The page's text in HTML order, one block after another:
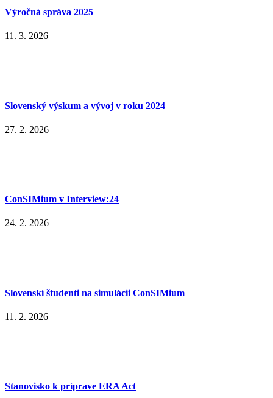
Výročná správa 2025
11. 3. 2026
Slovenský výskum a vývoj v roku 2024
27. 2. 2026
ConSIMium v Interview:24
24. 2. 2026
Slovenskí študenti na simulácii ConSIMium
11. 2. 2026
Stanovisko k príprave ERA Act